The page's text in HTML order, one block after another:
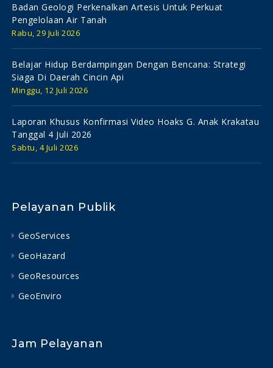
Badan Geologi Perkenalkan Artesis Untuk Perkuat
Pengelolaan Air Tanah
Rabu, 29 Juli 2026
Belajar Hidup Berdampingan Dengan Bencana: Strategi
Siaga Di Daerah Cincin Api
Minggu, 12 Juli 2026
Laporan Khusus Konfirmasi Video Hoaks G. Anak Krakatau
Tanggal 4 Juli 2026
Sabtu, 4 Juli 2026
Pelayanan Publik
GeoServices
GeoHazard
GeoResources
GeoEnviro
Jam Pelayanan